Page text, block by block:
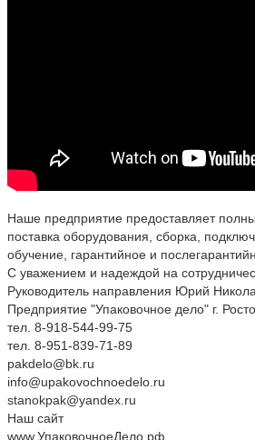
Наше предприятие предоставляет
поставка оборудования, сборка,
обучение, гарантийное и
С уважением и надеждой на
Руководитель направления Юрий
Предприятие "Упаковочное дело" г.
тел. 8-918-544-99-75
тел. 8-951-839-71-89
pakdelo@bk.ru
info@upakovochnoedelo.ru
stanokpak@yandex.ru
Наш сайт
www.УпаковочноеДело.рф